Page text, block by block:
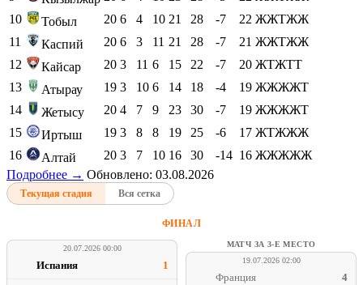
10
Тобыл 20 6 4 10 21 28 -7 22 ЖЖТЖЖ
11
Каспий 20 6 3 11 21 28 -7 21 ЖЖТЖЖ
12
Кайсар 20 3 11 6 15 22 -7 20 ЖТЖТТ
13
Атырау 19 3 10 6 14 18 -4 19 ЖЖЖЖТ
14
Жетысу 20 4 7 9 23 30 -7 19 ЖЖЖЖТ
15
Иртыш 19 3 8 8 19 25 -6 17 ЖТЖЖЖ
16
Алтай 20 3 7 10 16 30 -14 16 ЖЖЖЖЖ
Подробнее → Обновлено: 03.08.2026
Текущая стадия Вся сетка
ФИНАЛ
20.07.2026 00:00
Испания 1
МАТЧ ЗА 3-Е МЕСТО
19.07.2026 02:00
Франция 4